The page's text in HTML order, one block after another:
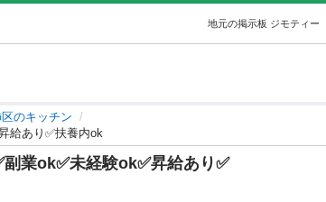
地元の掲示板 ジモティー
のキッチン
給あり✅扶養内ok
業ok✅未経験ok✅昇給あり✅